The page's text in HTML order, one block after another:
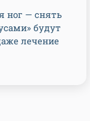
ног — снять
будут
лечение